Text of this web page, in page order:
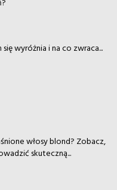
wyróżnia i na co zwraca...
włosy blond? Zobacz,
skuteczną...